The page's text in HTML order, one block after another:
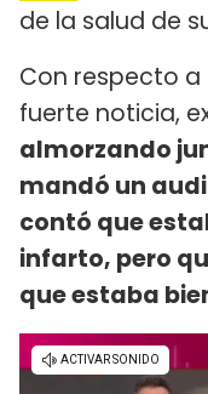
de la salud de
Con respecto
fuerte noticia,
almorzando
mandó un
contó que
infarto, pero
que estaba